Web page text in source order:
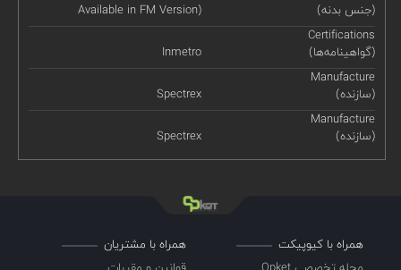
(جنس بدنه)
Available in FM Version)
Certifications
(گواهینامه‌ها)
Inmetro
Manufacture
(سازنده)
Spectrex
Manufacture
(سازنده)
Spectrex
همراه با کیوپیکت
همراه با مشتریان